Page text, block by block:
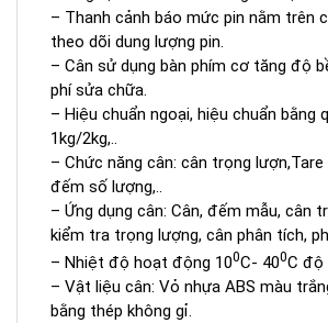
– Thanh cảnh báo mức pin nằm trên
theo dõi dung lượng pin.
– Cân sử dụng bàn phím cơ tăng độ
phí sửa chữa.
– Hiệu chuẩn ngoại, hiệu chuẩn bằng
1kg/2kg,..
– Chức năng cân: cân trọng
đếm số lượng,..
– Ứng dụng cân: Cân, đếm mẫu, cân
kiểm tra trọng lượng, cân phân tích,
– Nhiệt độ hoạt động 100C- 400C độ
– Vật liệu cân: Vỏ nhựa ABS màu
bằng thép không gỉ.